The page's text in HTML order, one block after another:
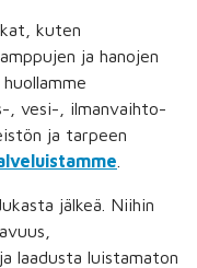
kuten
ja hanojen
, vesi-, ilmanvaihto-
ja tarpeen
jälkeä. Niihin
laadusta luistamaton